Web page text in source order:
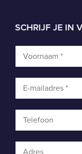
SCHRIJF JE IN